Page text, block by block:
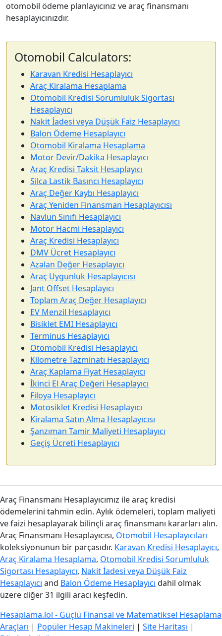
otomobil ödeme planlayıcınız ve araç finansmanı
hesaplayıcınızdır.
Otomobil Calculators:
Karavan Kredisi Hesaplayıcı
Araç Kiralama Hesaplama
Otomobil Kredisi Sorumluluk Sigortası
Hesaplayıcı
Nakit İadesi veya Düşük Faiz Hesaplayıcı
Balon Ödeme Hesaplayıcı
Otomobil Kiralama Hesaplama
Motor Devir/Dakika Hesaplayıcı
Araç Kredisi Taksit Hesaplayıcı
Silca Lastik Basıncı Hesaplayıcı
Araç Değer Kaybı Hesaplayıcı
Araç Yeniden Finansman Hesaplayıcısı
Navlun Sınıfı Hesaplayıcı
Motor Hacmi Hesaplayıcı
Araç Kredisi Hesaplayıcı
DMV Ücret Hesaplayıcı
Azalan Değer Hesaplayıcı
Araç Uygunluk Hesaplayıcısı
Jant Offset Hesaplayıcı
Toplam Araç Değer Hesaplayıcı
EV Menzil Hesaplayıcı
Bisiklet EMI Hesaplayıcı
Terminus Hesaplayıcı
Otomobil Kredisi Hesaplayıcı
Kilometre Tazminatı Hesaplayıcı
Araç Kaplama Fiyat Hesaplayıcı
İkinci El Araç Değeri Hesaplayıcı
Filoya Hesaplayıcı
Motosiklet Kredisi Hesaplayıcı
Kiralama Satın Alma Hesaplayıcısı
Şanzıman Tamir Maliyeti Hesaplayıcı
Geçiş Ücreti Hesaplayıcı
Araç Finansmanı Hesaplayıcımız ile araç kredisi
ödemelerini tahmin edin. Aylık ödemeleri, toplam maliyeti
ve faizi hesaplayarak bilinçli araç finansmanı kararları alın.
Araç Finansmanı Hesaplayıcısı, Otomobil Hesaplayıcıları
koleksiyonunun bir parçasıdır. Karavan Kredisi Hesaplayıcı,
Araç Kiralama Hesaplama, Otomobil Kredisi Sorumluluk
Sigortası Hesaplayıcı, Nakit İadesi veya Düşük Faiz
Hesaplayıcı and Balon Ödeme Hesaplayıcı dahil olmak
üzere diğer 31 ilgili aracı keşfedin.
Hesaplama.lol - Güçlü Finansal ve Matematiksel Hesaplama
Araçları | Popüler Hesap Makineleri | Site Haritası |